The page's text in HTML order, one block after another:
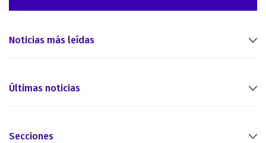
Noticias más leídas
Últimas noticias
Secciones